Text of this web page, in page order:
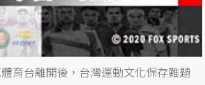
育台離開後，台灣運動文化保存難題